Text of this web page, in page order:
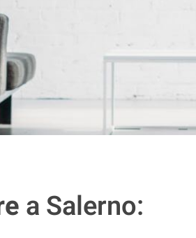
a Salerno: